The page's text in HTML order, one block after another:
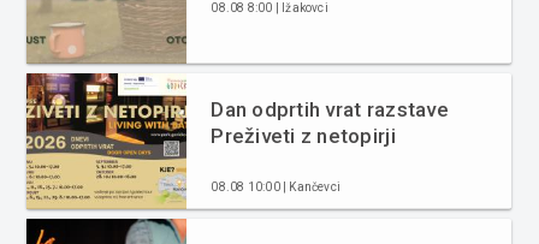
08.08 8:00 | Ižakovci
Dan odprtih vrat razstave
Preživeti z netopirji
08.08 10:00 | Kančevci